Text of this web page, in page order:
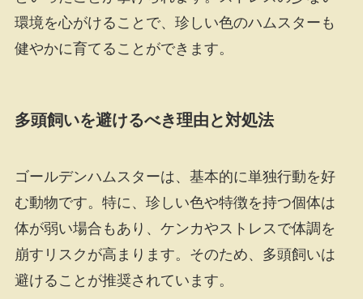
環境を心がけることで、珍しい色のハムスターも
健やかに育てることができます。
多頭飼いを避けるべき理由と対処法
ゴールデンハムスターは、基本的に単独行動を好
む動物です。特に、珍しい色や特徴を持つ個体は
体が弱い場合もあり、ケンカやストレスで体調を
崩すリスクが高まります。そのため、多頭飼いは
避けることが推奨されています。